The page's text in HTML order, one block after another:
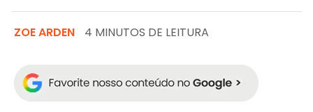
ZOE ARDEN 4 MINUTOS DE LEITURA